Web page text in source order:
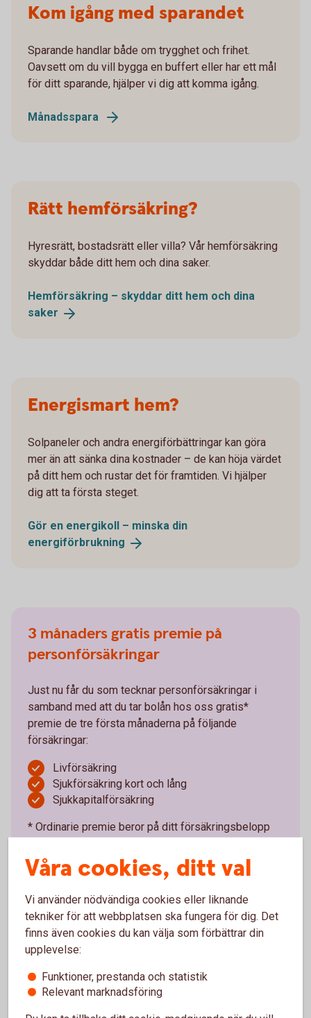
Kom igång med sparandet
Sparande handlar både om trygghet och frihet.
Oavsett om du vill bygga en buffert eller har ett mål
för ditt sparande, hjälper vi dig att komma igång.
Månadsspara
Rätt hemförsäkring?
Hyresrätt, bostadsrätt eller villa? Vår hemförsäkring
skyddar både ditt hem och dina saker.
Hemförsäkring – skyddar ditt hem och dina
saker
Energismart hem?
Solpaneler och andra energiförbättringar kan göra
mer än att sänka dina kostnader – de kan höja värdet
på ditt hem och rustar det för framtiden. Vi hjälper
dig att ta första steget.
Gör en energikoll – minska din
energiförbrukning
3 månaders gratis premie på
personförsäkringar
Just nu får du som tecknar personförsäkringar i
samband med att du tar bolån hos oss gratis*
premie de tre första månaderna på följande
försäkringar:
Livförsäkring
Sjukförsäkring kort och lång
Sjukkapitalförsäkring
* Ordinarie premie beror på ditt försäkringsbelopp
Försäkringsgivare är Swedbank Försäkring AB.
Ring 0771-350 350 för att ta del av
erbjudandet
Våra cookies, ditt val
Vi använder nödvändiga cookies eller liknande
tekniker för att webbplatsen ska fungera för dig. Det
finns även cookies du kan välja som förbättrar din
upplevelse:
Funktioner, prestanda och statistik
Relevant marknadsföring